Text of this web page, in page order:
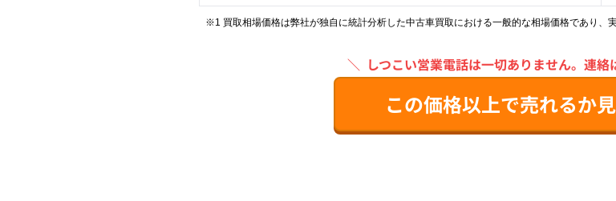
※1 買取相場価格は弊社が独自に統計分析した中古車買取における一般的な相場価格であり、
＼ しつこい営業電話は一切ありません。 連絡
この価格以上で売れるか